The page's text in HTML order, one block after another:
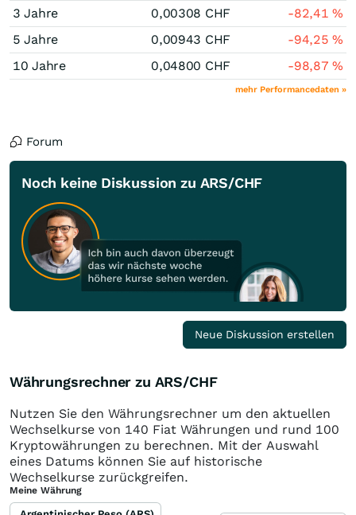
3 Jahre 0,00308 CHF -82,41%
5 Jahre
0,00943 CHF -94,25%
10 Jahre
0,04800 CHF -98,87%
mehr Performancedaten »
Forum
Noch keine Diskussion zu ARS/CHF
Neue Diskussion erstellen
Währungsrechner zu ARS/CHF
Nutzen Sie den Währungsrechner um den aktuellen
Wechselkurse von 140 Fiat Währungen und rund 100
Kryptowährungen zu berechnen. Mit der Auswahl
eines Datums können Sie auf historische
Wechselkurse zurückgreifen.
Meine Währung